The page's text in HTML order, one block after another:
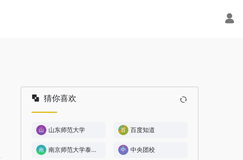
猜你喜欢
山东师范大学 百度知道
南京师范大学泰州学院 中央团校